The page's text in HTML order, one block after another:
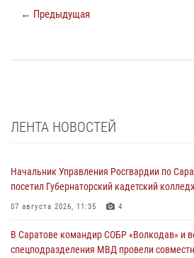
← Предыдущая
ЛЕНТА НОВОСТЕЙ
Начальник Управления Росгвардии по
посетил Губернаторский кадетский
07 августа 2026, 11:35 4
В Саратове командир СОБР «Волкодав» и
спецподразделения МВД провели